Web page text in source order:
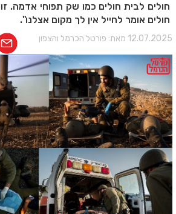
חולים לבית חולים כמו שק תפוחי אדמה.
חולים אומר לחייל אין לך מקום אצלנו".
מאת: פורטל הכרמל והצפון